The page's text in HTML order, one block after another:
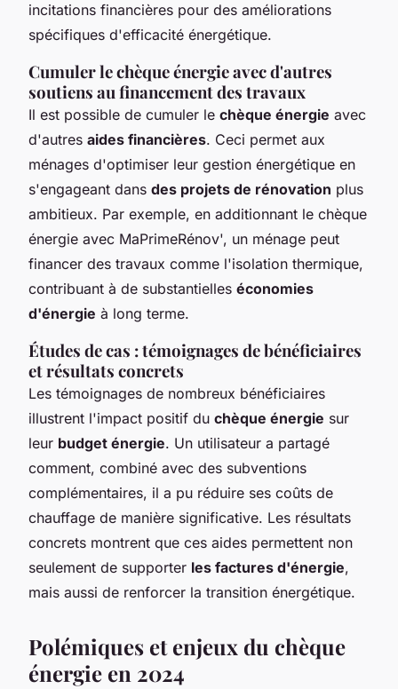
incitations financières pour des améliorations
spécifiques d'efficacité énergétique.
Cumuler le chèque énergie avec d'autres
soutiens au financement des travaux
Il est possible de cumuler le chèque énergie avec
d'autres aides financières. Ceci permet aux
ménages d'optimiser leur gestion énergétique en
s'engageant dans des projets de rénovation plus
ambitieux. Par exemple, en additionnant le chèque
énergie avec MaPrimeRénov', un ménage peut
financer des travaux comme l'isolation thermique,
contribuant à de substantielles économies
d'énergie à long terme.
Études de cas : témoignages de bénéficiaires
et résultats concrets
Les témoignages de nombreux bénéficiaires
illustrent l'impact positif du chèque énergie sur
leur budget énergie. Un utilisateur a partagé
comment, combiné avec des subventions
complémentaires, il a pu réduire ses coûts de
chauffage de manière significative. Les résultats
concrets montrent que ces aides permettent non
seulement de supporter les factures d'énergie,
mais aussi de renforcer la transition énergétique.
Polémiques et enjeux du chèque
énergie en 2024